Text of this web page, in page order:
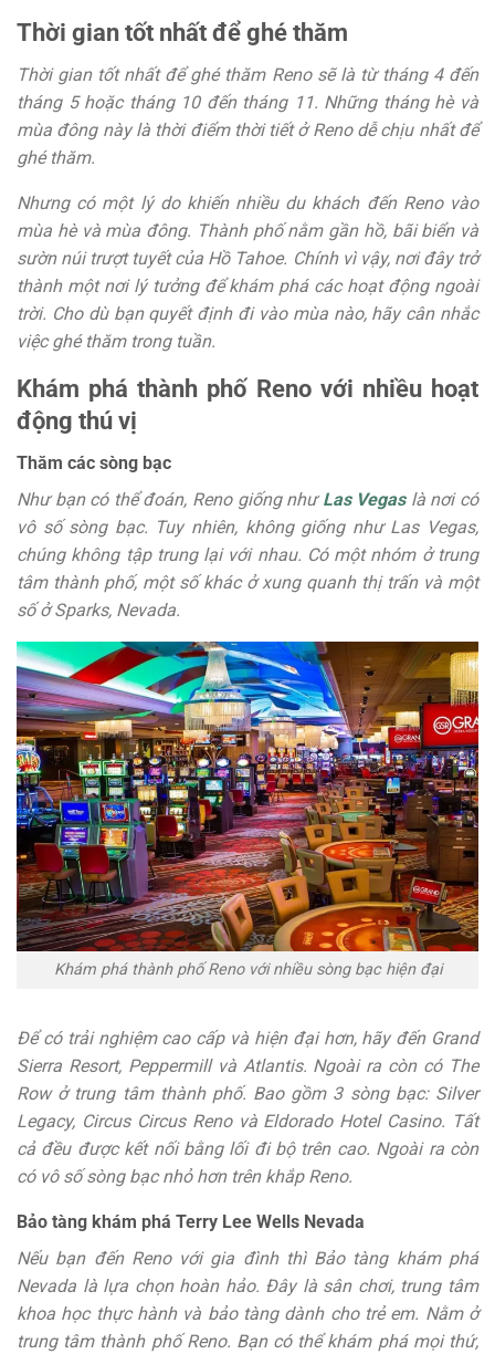
Thời gian tốt nhất để ghé thăm
Thời gian tốt nhất để ghé thăm Reno sẽ là từ tháng 4 đến
tháng 5 hoặc tháng 10 đến tháng 11. Những tháng hè và
mùa đông này là thời điểm thời tiết ở Reno dễ chịu nhất để
ghé thăm.
Nhưng có một lý do khiến nhiều du khách đến Reno vào
mùa hè và mùa đông. Thành phố nằm gần hồ, bãi biển và
sườn núi trượt tuyết của Hồ Tahoe. Chính vì vậy, nơi đây trở
thành một nơi lý tưởng để khám phá các hoạt động ngoài
trời. Cho dù bạn quyết định đi vào mùa nào, hãy cân nhắc
việc ghé thăm trong tuần.
Khám phá thành phố Reno với nhiều hoạt
động thú vị
Thăm các sòng bạc
Như bạn có thể đoán, Reno giống nhưLas Vegaslà nơi có
vô số sòng bạc. Tuy nhiên, không giống như Las Vegas,
chúng không tập trung lại với nhau. Có một nhóm ở trung
tâm thành phố, một số khác ở xung quanh thị trấn và một
số ở Sparks, Nevada.
Khám phá thành phố Reno với nhiều sòng bạc hiện đại
Để có trải nghiệm cao cấp và hiện đại hơn, hãy đến Grand
Sierra Resort, Peppermill và Atlantis. Ngoài ra còn có The
Row ở trung tâm thành phố. Bao gồm 3 sòng bạc: Silver
Legacy, Circus Circus Reno và Eldorado Hotel Casino. Tất
cả đều được kết nối bằng lối đi bộ trên cao. Ngoài ra còn
có vô số sòng bạc nhỏ hơn trên khắp Reno.
Bảo tàng khám phá Terry Lee Wells Nevada
Nếu bạn đến Reno với gia đình thì Bảo tàng khám phá
Nevada là lựa chọn hoàn hảo. Đây là sân chơi, trung tâm
khoa học thực hành và bảo tàng dành cho trẻ em. Nằm ở
trung tâm thành phố Reno. Bạn có thể khám phá mọi thứ,